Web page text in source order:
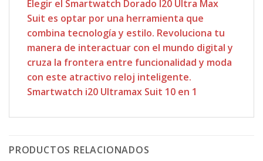
Elegir el Smartwatch Dorado I20 Ultra Max
Suit es optar por una herramienta que
combina tecnología y estilo. Revoluciona tu
manera de interactuar con el mundo digital y
cruza la frontera entre funcionalidad y moda
con este atractivo reloj inteligente.
Smartwatch i20 Ultramax Suit 10 en 1
PRODUCTOS RELACIONADOS